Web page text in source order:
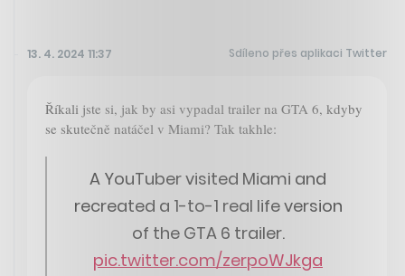
13. 4. 2024 11:37 Sdíleno přes aplikaci Twitter
Říkali jste si, jak by asi vypadal trailer na GTA 6, kdyby
se skutečně natáčel v Miami? Tak takhle:
A YouTuber visited Miami and
recreated a 1-to-1 real life version
of the GTA 6 trailer.
pic.twitter.com/zerpoWJkga